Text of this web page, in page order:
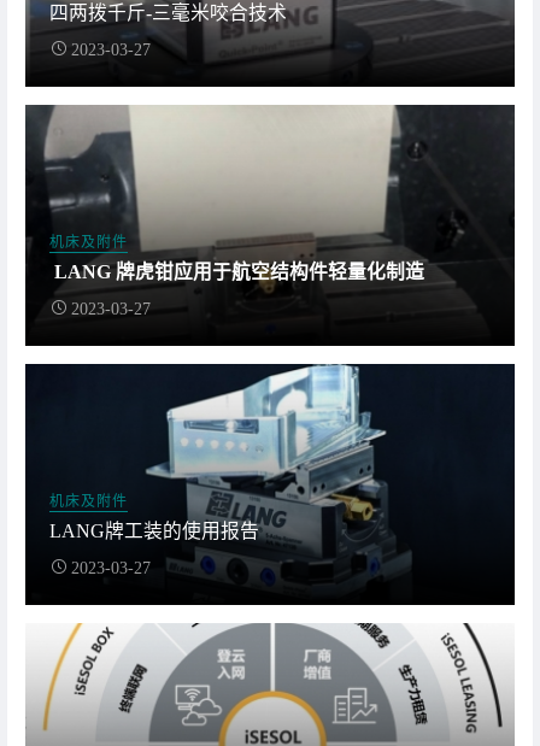
四两拨千斤-三毫米咬合技术
2023-03-27
机床及附件
LANG 牌虎钳应用于航空结构件轻量化制造
2023-03-27
机床及附件
LANG牌工装的使用报告
2023-03-27